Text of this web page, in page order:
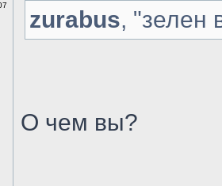
zurabus, "зелен
О чем вы?